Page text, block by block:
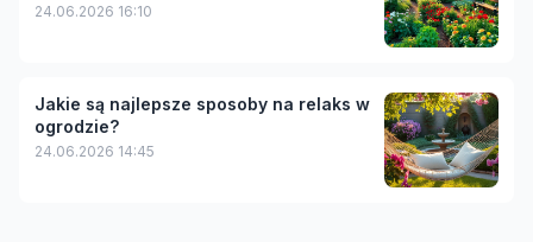
24.06.2026 16:10
Jakie są najlepsze sposoby na relaks w
ogrodzie?
24.06.2026 14:45